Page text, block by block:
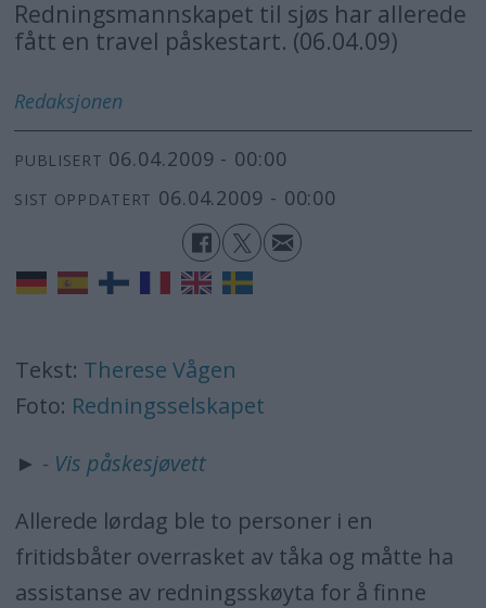
Redningsmannskapet til sjøs har allerede
fått en travel påskestart. (06.04.09)
Redaksjonen
PUBLISERT 06.04.2009 - 00:00
SIST OPPDATERT 06.04.2009 - 00:00
Tekst: Therese Vågen
Foto: Redningsselskapet
► - Vis påskesjøvett
Allerede lørdag ble to personer i en
fritidsbåter overrasket av tåka og måtte ha
assistanse av redningsskøyta for å finne